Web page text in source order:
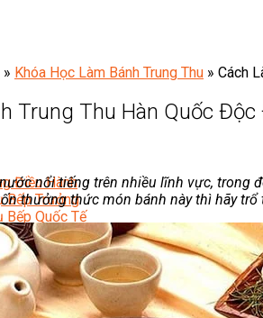
Điều Hành
Bếp Trưởng
Bếp Quốc Tế
Bếp Trưởng Bếp Việt
Bếp Trưởng Bếp Âu
Bếp Trưởng Bếp Á
Bếp Trưởng Bếp Nhật
Bếp Trưởng Bếp Hoa
» Khóa Học Làm Bánh Trung Thu » Cách
Trung Thu Hàn Quốc
nổi tiếng trên nhiều lĩnh vực, trong
thưởng thức món bánh này thì hãy